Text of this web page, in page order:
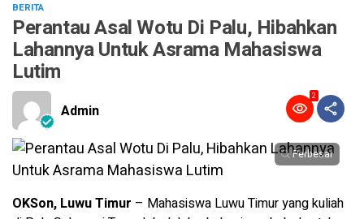
BERITA
Perantau Asal Wotu Di Palu, Hibahkan
Lahannya Untuk Asrama Mahasiswa
Lutim
Admin
2
Perbesar
OKSon, Luwu Timur – Mahasiswa Luwu Timur yang kuliah